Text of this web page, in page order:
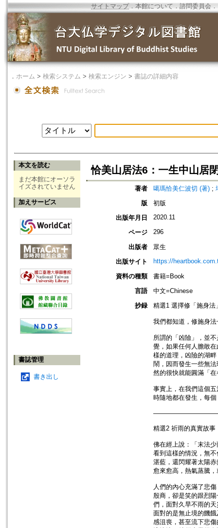
サイトマップ．本館について ． 諮問委員会 ．
． ホーム > 検索システム > 検索エンジン > 書誌の詳細内容
本文を読む
まだ本館にオーソラ
イズされていません
加えサービス
書誌管理
書き出し
恰美山居法6：一生中山居
著者 噶瑪恰美仁波切 (著) ;
版
初版
出版年月日
2020.11
ページ 296
出版者
眾生
出版サイト
https://
資料の種類
書籍=Book
言語
中文=Chinese
抄録
精選1 選擇修「施身法
我們都知道，修施身
所謂的「凶險」，並
覺，如果任何人膽敢
樣的道理，凶險的湖
鬧，因而發生一些無
然的很快就能圓滿「
事實上，在我們這個
時隨地都在發生，每
精選2 祈雨的真實故事
佛在經上說：「末法
看到這樣的情況，無
湛藍，還閃耀著太陽
愈來愈高，熱氣蒸騰
人們的內心充滿了悲
殷商，卻是笑的跟烈
們，面對久旱不雨的
面對的是無止境的饑
感沮喪，甚至流下悲